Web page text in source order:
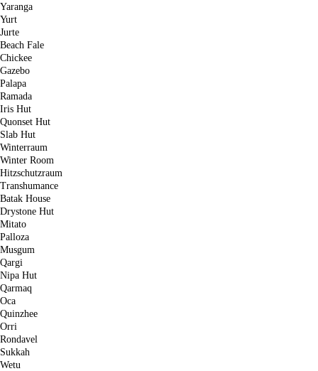
Yaranga
Yurt
Jurte
Beach Fale
Chickee
Gazebo
Palapa
Ramada
Iris Hut
Quonset Hut
Slab Hut
Winterraum
Winter Room
Hitzschutzraum
Transhumance
Batak House
Drystone Hut
Mitato
Palloza
Musgum
Qargi
Nipa Hut
Qarmaq
Oca
Quinzhee
Orri
Rondavel
Sukkah
Wetu